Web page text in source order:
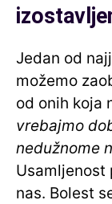
Jedan od
možemo
od onih koja
vrebajmo
nedužnome
Usamljenost
nas. Bolest